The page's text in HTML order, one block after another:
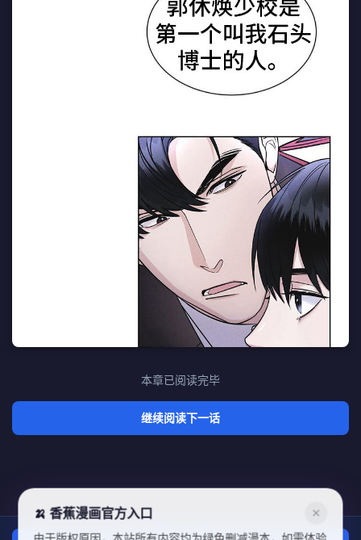
本章已阅读完毕
继续阅读下一话
🍌 香蕉漫画官方入口 ✕
由于版权原因，本站所有内容均为绿色删减漫本，如需体验